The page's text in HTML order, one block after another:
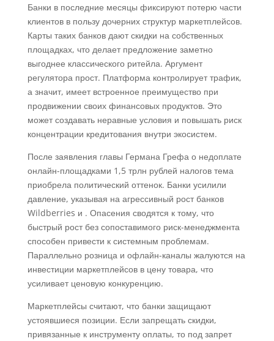
Банки в последние месяцы фиксируют потерю части
клиентов в пользу дочерних структур маркетплейсов.
Карты таких банков дают скидки на собственных
площадках, что делает предложение заметно
выгоднее классического ритейла. Аргумент
регулятора прост. Платформа контролирует трафик,
а значит, имеет встроенное преимущество при
продвижении своих финансовых продуктов. Это
может создавать неравные условия и повышать риск
концентрации кредитования внутри экосистем.
После заявления главы Германа Грефа о недоплате
онлайн-площадками 1,5 трлн рублей налогов тема
приобрела политический оттенок. Банки усилили
давление, указывая на агрессивный рост банков
Wildberries и . Опасения сводятся к тому, что
быстрый рост без сопоставимого риск-менеджмента
способен привести к системным проблемам.
Параллельно розница и офлайн-каналы жалуются на
инвестиции маркетплейсов в цену товара, что
усиливает ценовую конкуренцию.
Маркетплейсы считают, что банки защищают
устоявшиеся позиции. Если запрещать скидки,
привязанные к инструменту оплаты, то под запрет